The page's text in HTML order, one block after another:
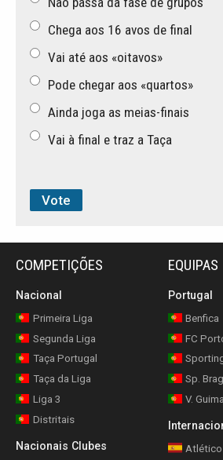
Chega aos 16 avos de final
Vai até aos «oitavos»
Pode chegar aos «quartos»
Ainda joga as meias-finais
Vai à final e traz a Taça
COMPETIÇÕES
Nacional
Primeira Liga
Segunda Liga
Taça Portugal
Taça da Liga
Liga 3
Distritais
Nacionais Clubes
EQUIPAS
Portugal
Benfica
FC
Sp.
V.